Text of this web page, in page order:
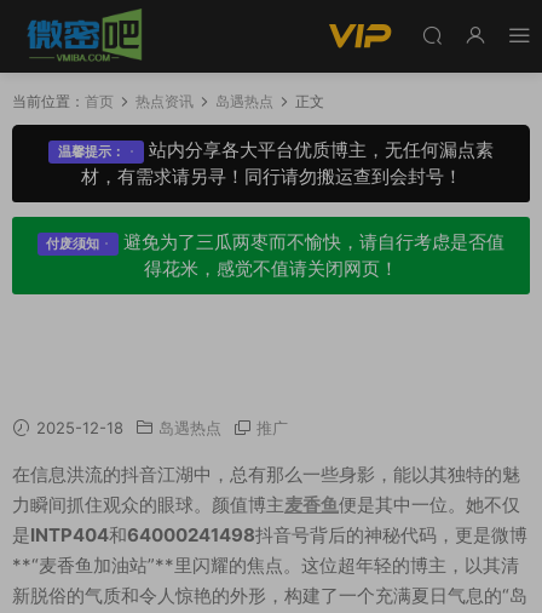
当前位置： 首页 热点资讯 岛遇热点 正文
温馨提示：
站内分享各大平台优质博主，无任何漏点素
材，有需求请另寻！同行请勿搬运查到会封号！
付废须知
避免为了三瓜两枣而不愉快，请自行考虑是否值
得花米，感觉不值请关闭网页！
2025-12-18 岛遇热点 推广
在信息洪流的抖音江湖中，总有那么一些身影，能以其独特的魅
力瞬间抓住观众的眼球。颜值博主麦香鱼便是其中一位。她不仅
是INTP404和64000241498抖音号背后的神秘代码，更是微博
**“麦香鱼加油站”**里闪耀的焦点。这位超年轻的博主，以其清
新脱俗的气质和令人惊艳的外形，构建了一个充满夏日气息的“岛